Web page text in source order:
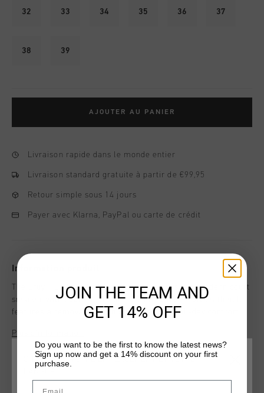
32 33 34 35 36 37
38 39
AJOUTER AU PANIER
Livraison rapide dans le monde entier
Livraison standard gratuite à partir de €99,95
Retour simple sous 14 jours
Payer avec Klarna, PayPal ou carte de crédit
Information produit
The Cruyff Chido in black and grey for boys is a modern court
sneaker with subtle retro lines. Crafted from soft leather. It
features a removable cushioned insole for all-day comfort.
tone logo details and an RB cup sole with spoiler complete its
premium look.
Plus d’information
CHOISISSEZ VOTRE EMPLACEMENT ET VOTRE
JOIN THE TEAM AND
GET 14% OFF
Do you want to be the first to know the latest news?
Sign up now and get a 14% discount on your first
purchase.
Email